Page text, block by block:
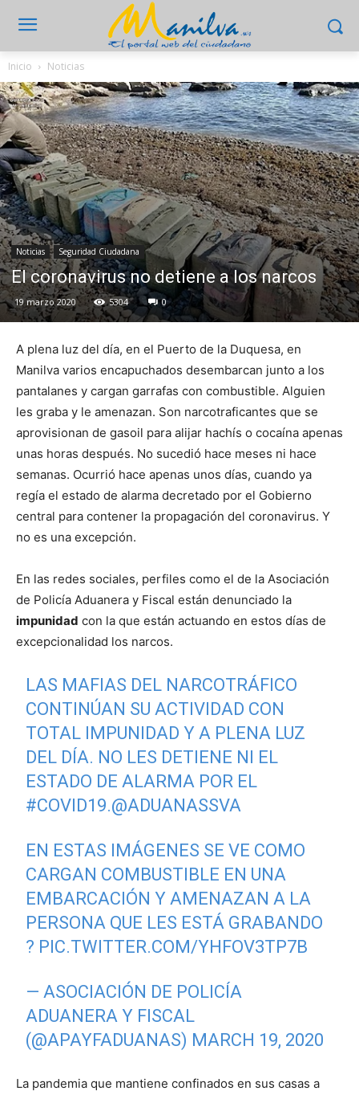
Inicio Noticias
Noticias Seguridad Ciudadana
El coronavirus no detiene a los narcos
19 marzo 2020 5304 0
A plena luz del día, en el Puerto de la Duquesa, en
Manilva varios encapuchados desembarcan junto a los
pantalanes y cargan garrafas con combustible. Alguien
les graba y le amenazan. Son narcotraficantes que se
aprovisionan de gasoil para alijar hachís o cocaína apenas
unas horas después. No sucedió hace meses ni hace
semanas. Ocurrió hace apenas unos días, cuando ya
regía el estado de alarma decretado por el Gobierno
central para contener la propagación del coronavirus. Y
no es una excepción.
En las redes sociales, perfiles como el de la Asociación
de Policía Aduanera y Fiscal están denunciado la
impunidad con la que están actuando en estos días de
excepcionalidad los narcos.
LAS MAFIAS DEL NARCOTRÁFICO
CONTINÚAN SU ACTIVIDAD CON
TOTAL IMPUNIDAD Y A PLENA LUZ
DEL DÍA. NO LES DETIENE NI EL
ESTADO DE ALARMA POR EL
#COVID19.@ADUANASSVA
EN ESTAS IMÁGENES SE VE COMO
CARGAN COMBUSTIBLE EN UNA
EMBARCACIÓN Y AMENAZAN A LA
PERSONA QUE LES ESTÁ GRABANDO
? PIC.TWITTER.COM/YHFOV3TP7B
— ASOCIACIÓN DE POLICÍA
ADUANERA Y FISCAL
(@APAYFADUANAS) MARCH 19, 2020
La pandemia que mantiene confinados en sus casas a